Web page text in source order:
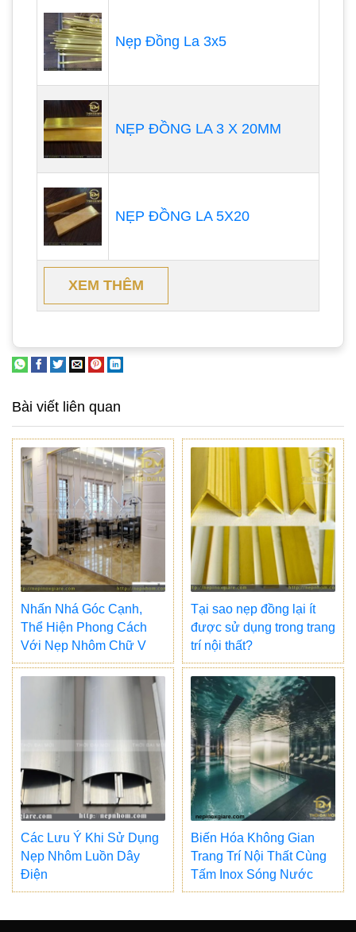
Nẹp Đồng La 3x5
NẸP ĐỒNG LA 3 X 20MM
NẸP ĐỒNG LA 5X20
XEM THÊM
Bài viết liên quan
Nhấn Nhá Góc Cạnh,
Thể Hiện Phong Cách
Với Nẹp Nhôm Chữ V
Tại sao nẹp đồng lại ít
được sử dụng trong trang
trí nội thất?
Các Lưu Ý Khi Sử Dụng
Nẹp Nhôm Luồn Dây
Điện
Biến Hóa Không Gian
Trang Trí Nội Thất Cùng
Tấm Inox Sóng Nước